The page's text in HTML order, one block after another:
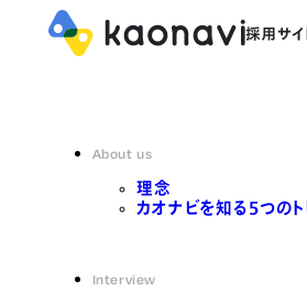
About us
理念
カオナビを知る5つのト
Interview